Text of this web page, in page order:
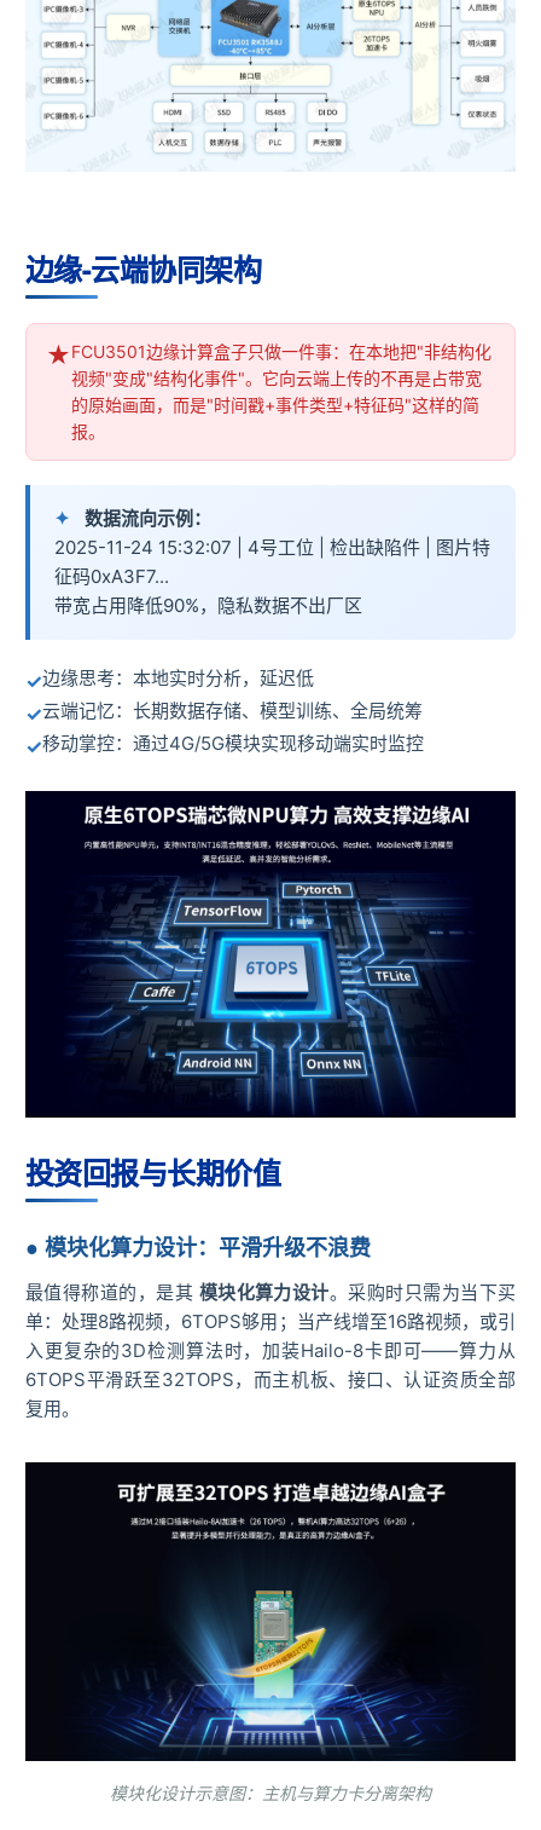
边缘-云端协同架构
FCU3501边缘计算盒子只做一件事：在本地把"非结构化
视频"变成"结构化事件"。它向云端上传的不再是占带宽
的原始画面，而是"时间戳+事件类型+特征码"这样的简
报。
数据流向示例：
2025-11-24 15:32:07 | 4号工位 | 检出缺陷件 | 图片特
征码0xA3F7...
带宽占用降低90%，隐私数据不出厂区
边缘思考：本地实时分析，延迟低
云端记忆：长期数据存储、模型训练、全局统筹
移动掌控：通过4G/5G模块实现移动端实时监控
投资回报与长期价值
● 模块化算力设计：平滑升级不浪费
最值得称道的，是其 模块化算力设计。采购时只需为当下买
单：处理8路视频，6TOPS够用；当产线增至16路视频，或引
入更复杂的3D检测算法时，加装Hailo-8卡即可——算力从
6TOPS平滑跃至32TOPS，而主机板、接口、认证资质全部
复用。
模块化设计示意图：主机与算力卡分离架构